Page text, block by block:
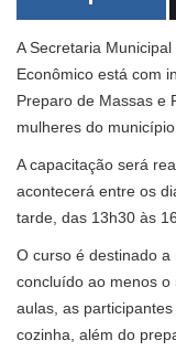
A Secretaria
Econômico está com
Preparo de Massas e
mulheres do
A capacitação será
acontecerá entre os
tarde, das 13h30 às
O curso é destinado
concluído ao menos o
aulas, as
cozinha, além do